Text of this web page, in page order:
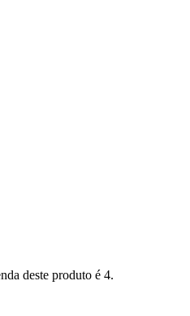
deste produto é 4.